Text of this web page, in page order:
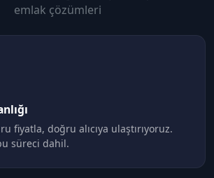
emlak çözümleri
fiyatla, doğru alıcıya ulaştırıyoruz.
süreci dahil.